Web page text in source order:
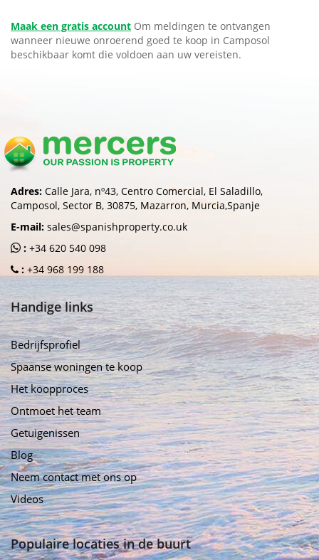
Maak een gratis account Om meldingen te ontvangen
wanneer nieuwe onroerend goed te koop in Camposol
beschikbaar komt die voldoen aan uw vereisten.
Adres: Calle Jara, nº43, Centro Comercial, El Saladillo,
Camposol, Sector B, 30875, Mazarron, Murcia,Spanje
E-mail: sales@spanishproperty.co.uk
: +34 620 540 098
: +34 968 199 188
Handige links
Bedrijfsprofiel
Spaanse woningen te koop
Het koopproces
Ontmoet het team
Getuigenissen
Blog
Neem contact met ons op
Videos
Populaire locaties in de buurt